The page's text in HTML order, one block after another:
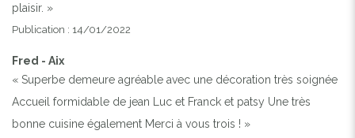
plaisir. »
Publication : 14/01/2022
Fred - Aix
« Superbe demeure agréable avec une décoration très soignée
Accueil formidable de jean Luc et Franck et patsy Une très
bonne cuisine également Merci à vous trois ! »